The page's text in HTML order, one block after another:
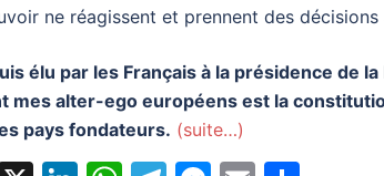
ne réagissent et prennent des
élu par les Français à la présidence de
mes alter-ego européens est la
pays fondateurs. (suite…)